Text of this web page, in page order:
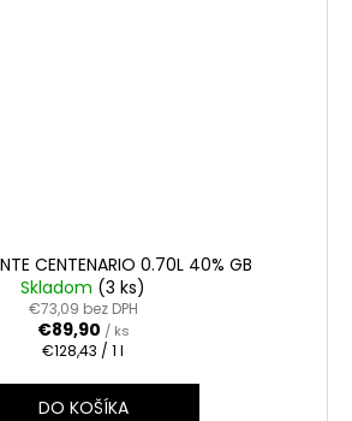
CENTENARIO 0.70L 40% GB
Skladom (3 ks)
€73,09 bez DPH
€89,90 / ks
Jednotková
€128,43 / 1 l
DO KOŠÍKA